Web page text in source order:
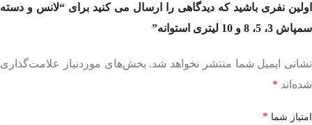
اولین نفری باشید که دیدگاهی را ارسال می کنید برای “لانس و دسته
سمپاش 3، 5، 8 و 10 لیتری استوانه”
نشانی ایمیل شما منتشر نخواهد شد. بخش‌های موردنیاز علامت‌گذاری
شده‌اند *
امتیاز شما *